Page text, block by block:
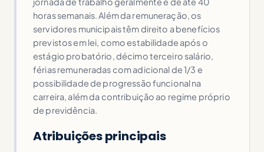
horas semanais. Além da remuneração, os
servidores municipais têm direito a benefícios
previstos em lei, como estabilidade após o
estágio probatório, décimo terceiro salário,
férias remuneradas com adicional de 1/3 e
possibilidade de progressão funcional na
carreira, além da contribuição ao regime próprio
de previdência.
Atribuições principais